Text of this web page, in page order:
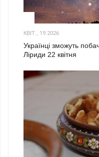
КВІТ., 19 2026
Українці зможуть
Ліриди 22 квітня